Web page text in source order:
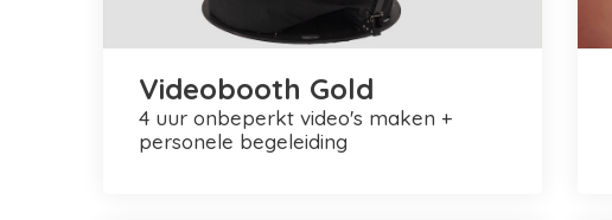
Videobooth Gold
4 uur onbeperkt video's maken +
personele begeleiding